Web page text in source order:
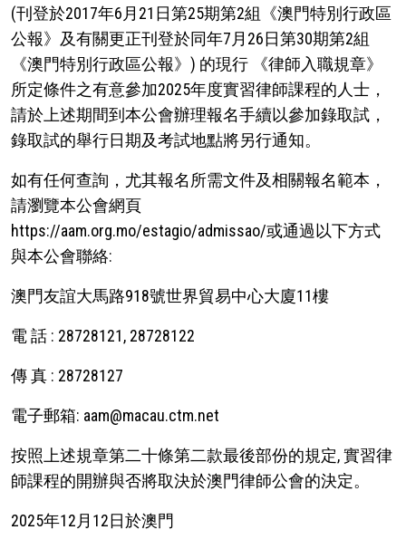
(刊登於2017年6月21日第25期第2組《澳門特別行政區
公報》及有關更正刊登於同年7月26日第30期第2組
《澳門特別行政區公報》) 的現行 《律師入職規章》
所定條件之有意參加2025年度實習律師課程的人士，
請於上述期間到本公會辦理報名手續以參加錄取試，
錄取試的舉行日期及考試地點將另行通知。
如有任何查詢，尤其報名所需文件及相關報名範本，
請瀏覽本公會網頁
https://aam.org.mo/estagio/admissao/或通過以下方式
與本公會聯絡:
澳門友誼大馬路918號世界貿易中心大廈11樓
電 話 : 28728121, 28728122
傳 真 : 28728127
電子郵箱: aam@macau.ctm.net
按照上述規章第二十條第二款最後部份的規定, 實習律
師課程的開辦與否將取決於澳門律師公會的決定。
2025年12月12日於澳門